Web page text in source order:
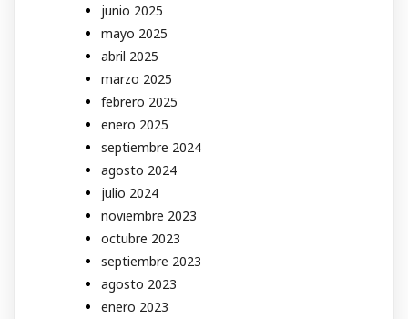
junio 2025
mayo 2025
abril 2025
marzo 2025
febrero 2025
enero 2025
septiembre 2024
agosto 2024
julio 2024
noviembre 2023
octubre 2023
septiembre 2023
agosto 2023
enero 2023